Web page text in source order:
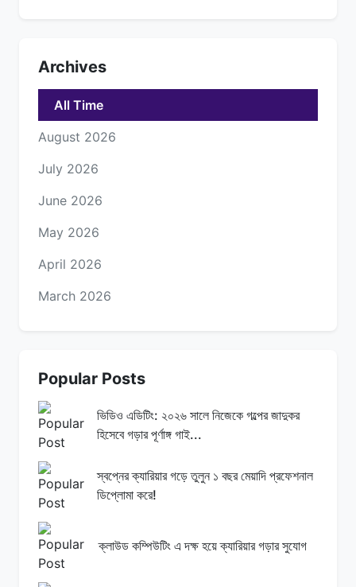
Archives
All Time
August 2026
July 2026
June 2026
May 2026
April 2026
March 2026
Popular Posts
ভিডিও এডিটিং: ২০২৬ সালে নিজেকে গল্পের জাদুকর
হিসেবে গড়ার পূর্ণাঙ্গ গাই...
স্বপ্নের ক্যারিয়ার গড়ে তুলুন ১ বছর মেয়াদি প্রফেশনাল
ডিপ্লোমা করে!
ক্লাউড কম্পিউটিং এ দক্ষ হয়ে ক্যারিয়ার গড়ার সুযোগ